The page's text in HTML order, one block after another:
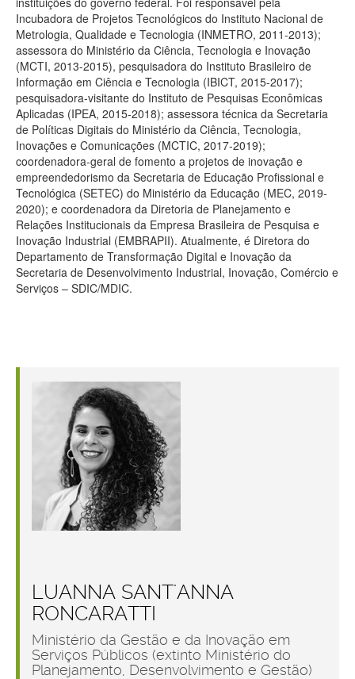
Incubadora de Projetos Tecnológicos do Instituto Nacional de
Metrologia, Qualidade e Tecnologia (INMETRO, 2011-2013);
assessora do Ministério da Ciência, Tecnologia e Inovação
(MCTI, 2013-2015), pesquisadora do Instituto Brasileiro de
Informação em Ciência e Tecnologia (IBICT, 2015-2017);
pesquisadora-visitante do Instituto de Pesquisas Econômicas
Aplicadas (IPEA, 2015-2018); assessora técnica da Secretaria
de Políticas Digitais do Ministério da Ciência, Tecnologia,
Inovações e Comunicações (MCTIC, 2017-2019);
coordenadora-geral de fomento a projetos de inovação e
empreendedorismo da Secretaria de Educação Profissional e
Tecnológica (SETEC) do Ministério da Educação (MEC, 2019-
2020); e coordenadora da Diretoria de Planejamento e
Relações Institucionais da Empresa Brasileira de Pesquisa e
Inovação Industrial (EMBRAPII). Atualmente, é Diretora do
Departamento de Transformação Digital e Inovação da
Secretaria de Desenvolvimento Industrial, Inovação, Comércio e
Serviços – SDIC/MDIC.
LUANNA SANT'ANNA
RONCARATTI
Ministério da Gestão e da Inovação em
Serviços Públicos (extinto Ministério do
Planejamento, Desenvolvimento e Gestão)